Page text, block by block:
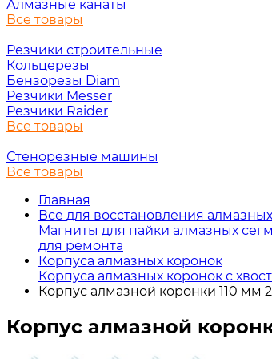
Алмазные канаты
Все товары
Резчики строительные
Кольцерезы
Бензорезы Diam
Резчики Messer
Резчики Raider
Все товары
Стенорезные машины
Все товары
Главная
Все для восстановления
Магниты для пайки алмазных
для ремонта
Корпуса алмазных коронок
Корпуса алмазных коронок с
Корпус алмазной коронки 110 мм
Корпус алмазной